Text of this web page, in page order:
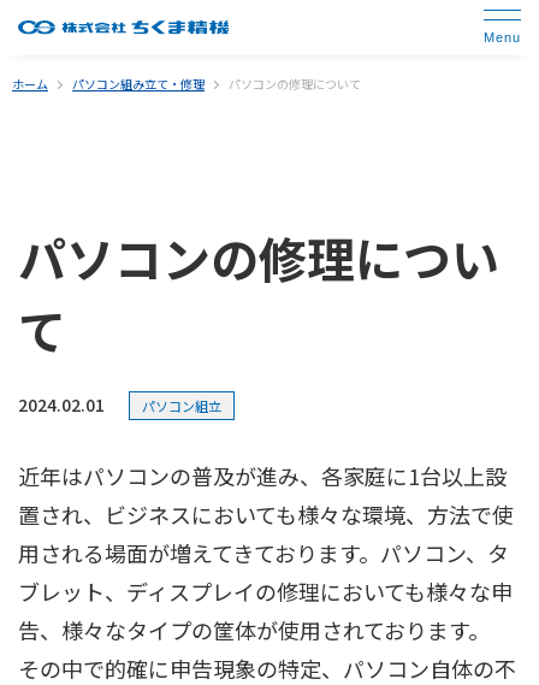
ホーム パソコン組み立て・修理 パソコンの修理について
パソコンの修理につい
て
2024.02.01 パソコン組立
近年はパソコンの普及が進み、各家庭に1台以上設
置され、ビジネスにおいても様々な環境、方法で使
用される場面が増えてきております。パソコン、タ
ブレット、ディスプレイの修理においても様々な申
告、様々なタイプの筐体が使用されております。
その中で的確に申告現象の特定、パソコン自体の不